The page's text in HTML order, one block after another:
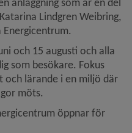
Lindgren Weibring,
och 15 augusti och alla
som besökare. Fokus
och lärande i en miljö där
möts.
öppnar för